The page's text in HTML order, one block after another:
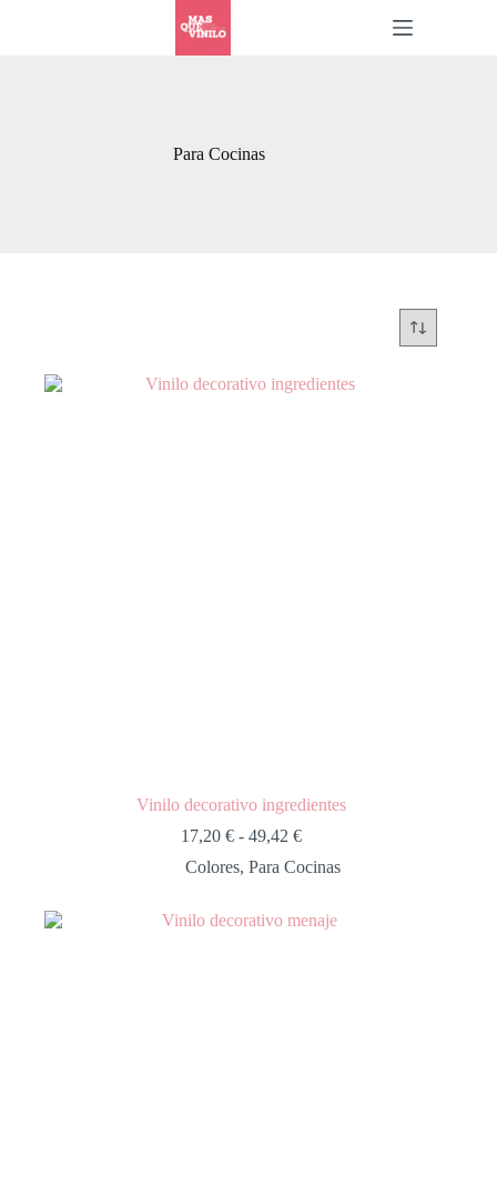
Para Cocinas
Vinilo decorativo ingredientes
17,20 € - 49,42 €
Colores,Para Cocinas